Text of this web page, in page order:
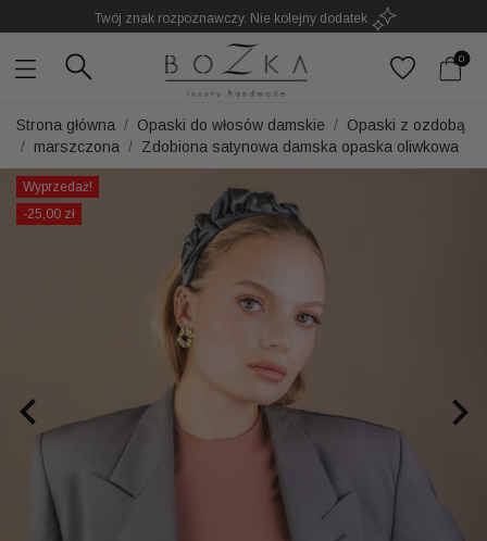
Twój znak rozpoznawczy. Nie kolejny dodatek
0
Strona główna Opaski do włosów damskie
Opaski z ozdobą
marszczona
Zdobiona satynowa damska opaska oliwkowa
Wyprzedaż!
-25,00 zł
 